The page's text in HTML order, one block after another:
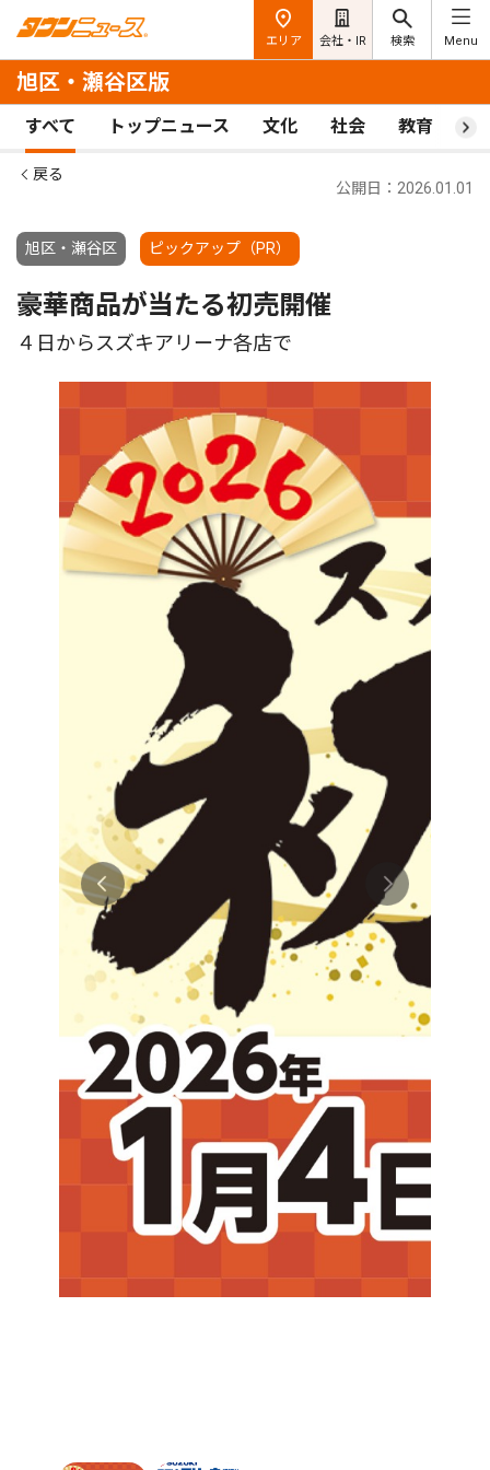
エリア 会社・IR 検索 Menu
旭区・瀬谷区版
すべて トップニュース 文化 社会 教育 ス
戻る
旭区・瀬谷区 ピックアップ（PR）
公開日：2026.01.01
豪華商品が当たる初売開催
４日からスズキアリーナ各店で